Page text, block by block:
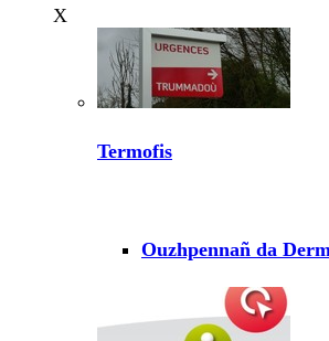
X
Termofis
Ouzhpennañ da